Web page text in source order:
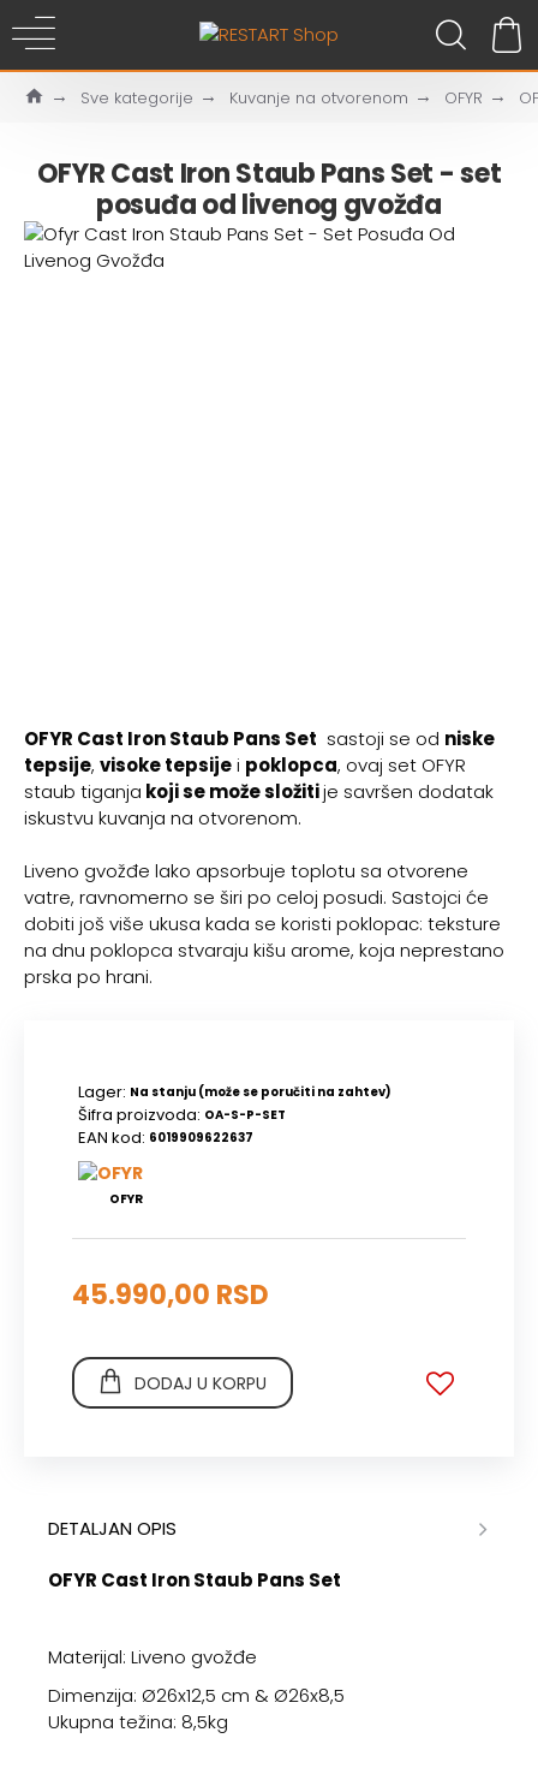
Sve kategorije Kuvanje na otvorenom OFYR
OFYR Cast Iron Staub Pans Set - set
posuđa od livenog gvožđa
OFYR Cast Iron Staub Pans Set sastoji se od niske
tepsije, visoke tepsijei poklopca, ovaj set OFYR
staub tiganja koji se može složitije savršen dodatak
iskustvu kuvanja na otvorenom.
Liveno gvožđe lako apsorbuje toplotu sa otvorene
vatre, ravnomerno se širi po celoj posudi. Sastojci će
dobiti još više ukusa kada se koristi poklopac: teksture
na dnu poklopca stvaraju kišu arome, koja neprestano
prska po hrani.
Lager: Na stanju (može se poručiti na zahtev)
Šifra proizvoda: OA-S-P-SET
EAN kod: 6019909622637
OFYR
45.990,00 RSD
DODAJ U KORPU
DETALJAN OPIS
OFYR Cast Iron Staub Pans Set
Materijal: Liveno gvožđe
Dimenzija: Ø26x12,5 cm & Ø26x8,5
Ukupna težina: 8,5kg